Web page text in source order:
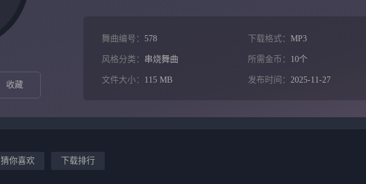
收藏
舞曲编号： 578 下载格式： MP3
风格分类： 串烧舞曲 所需金币： 10个
文件大小： 115 MB 发布时间： 2025-11-27
猜你喜欢 下载排行